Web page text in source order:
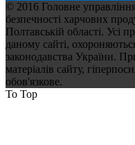
© 2016 Головне
безпечності харчових
Полтавській області. Усі
даному сайті,
законодавства України.
матеріалів сайту,
обов'язкове.
To Top